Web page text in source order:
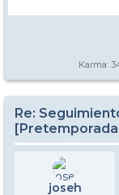
Karma:
Re:
joseh